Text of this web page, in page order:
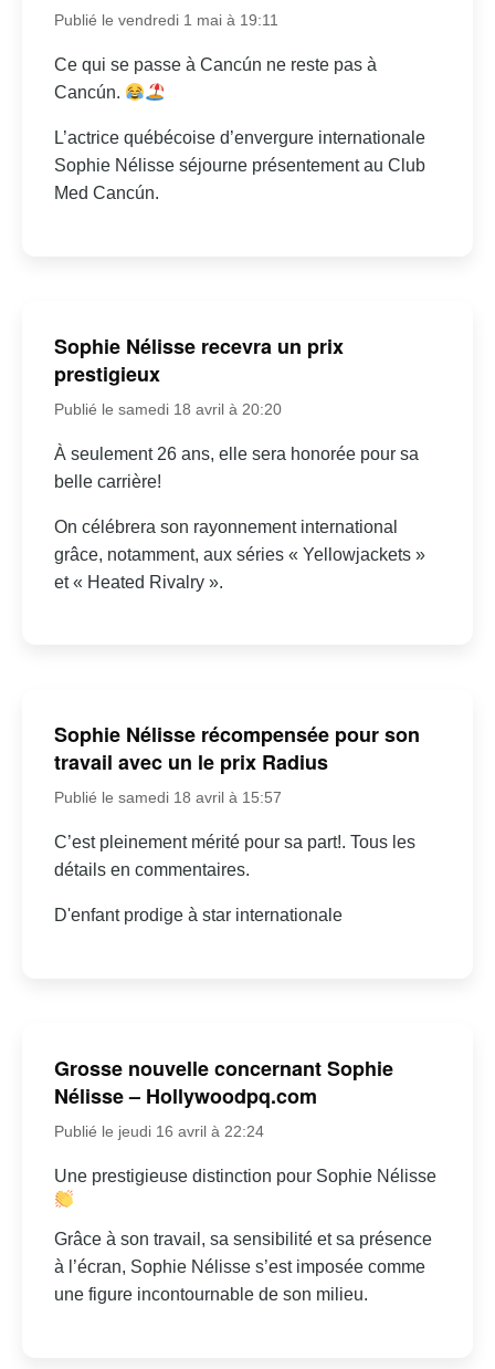
Publié le vendredi 1 mai à 19:11
Ce qui se passe à Cancún ne reste pas à
Cancún.
L’actrice québécoise d’envergure internationale
Sophie Nélisse séjourne présentement au Club
Med Cancún.
Sophie Nélisse recevra un prix
prestigieux
Publié le samedi 18 avril à 20:20
À seulement 26 ans, elle sera honorée pour sa
belle carrière!
On célébrera son rayonnement international
grâce, notamment, aux séries « Yellowjackets »
et « Heated Rivalry ».
Sophie Nélisse récompensée pour son
travail avec un le prix Radius
Publié le samedi 18 avril à 15:57
C’est pleinement mérité pour sa part!. Tous les
détails en commentaires.
D'enfant prodige à star internationale
Grosse nouvelle concernant Sophie
Nélisse – Hollywoodpq.com
Publié le jeudi 16 avril à 22:24
Une prestigieuse distinction pour Sophie Nélisse
Grâce à son travail, sa sensibilité et sa présence
à l’écran, Sophie Nélisse s’est imposée comme
une figure incontournable de son milieu.